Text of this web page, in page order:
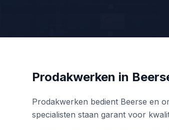
Prodakwerken in
Prodakwerken bedient Beerse en
specialisten staan garant voor